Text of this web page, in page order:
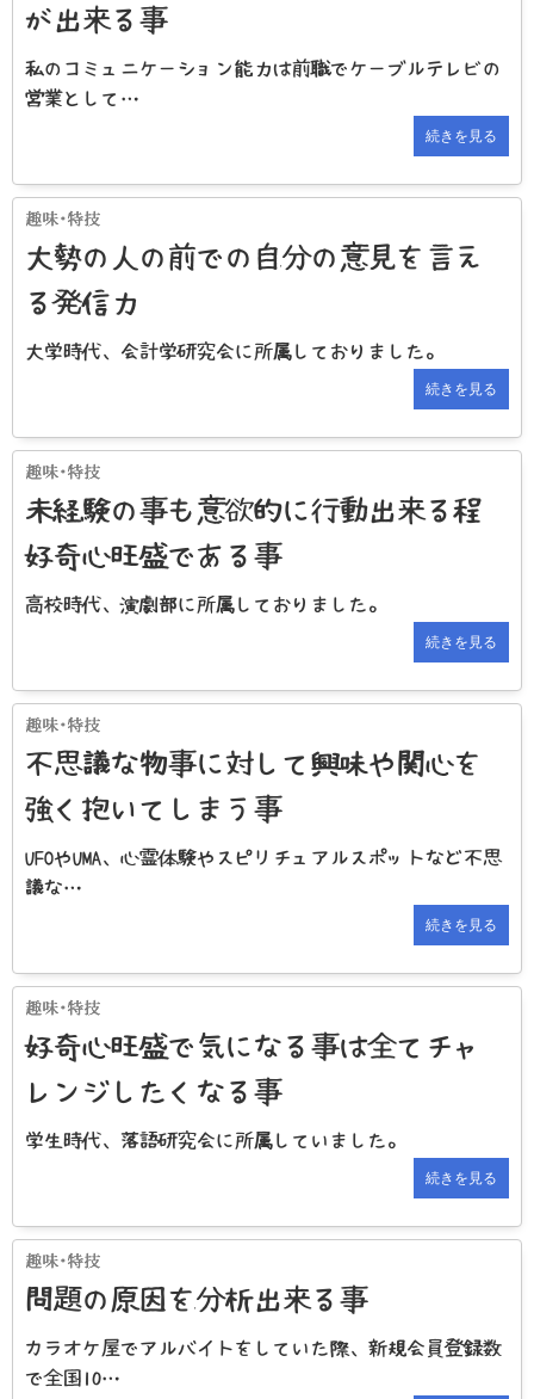
が出来る事
私のコミュニケーション能力は前職でケーブルテレビの
営業として…
続きを見る
大勢の人の前での自分の意見を言え
る発信力
大学時代、会計学研究会に所属しておりました。
続きを見る
未経験の事も意欲的に行動出来る程
好奇心旺盛である事
高校時代、演劇部に所属しておりました。
続きを見る
不思議な物事に対して興味や関心を
強く抱いてしまう事
UFOやUMA、心霊体験やスピリチュアルスポットなど不思
議な…
続きを見る
好奇心旺盛で気になる事は全てチャ
レンジしたくなる事
学生時代、落語研究会に所属していました。
続きを見る
問題の原因を分析出来る事
カラオケ屋でアルバイトをしていた際、新規会員登録数
で全国10…